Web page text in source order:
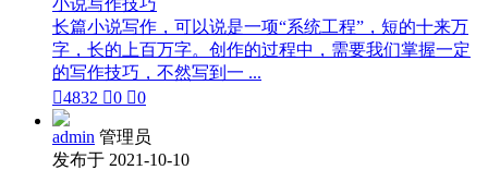
长篇小说写作，可以说是一项“系统工程”，短的十来万
字，长的上百万字。创作的过程中，需要我们掌握一定
的写作技巧，不然写到一 ...
4832 0 0
admin 管理员
发布于 2021-10-10